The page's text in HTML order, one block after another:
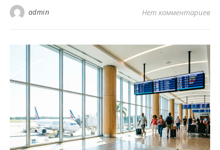
admin Нет комментариев